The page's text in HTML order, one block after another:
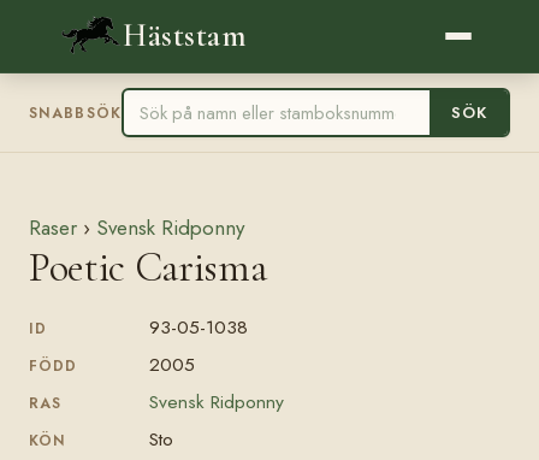
Häststam
SNABBSÖK SÖK
Raser › Svensk Ridponny
Poetic Carisma
ID 93-05-1038
FÖDD 2005
RAS Svensk Ridponny
KÖN Sto